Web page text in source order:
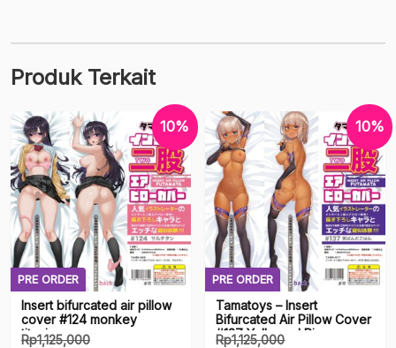
Produk Terkait
PRE ORDER
10%
Insert bifurcated air pillow
cover #124 monkey
titanium
Rp1,125,000
PRE ORDER
10%
Tamatoys – Insert
Bifurcated Air Pillow Cover
#137 Yellowed Rice
Rp1,125,000